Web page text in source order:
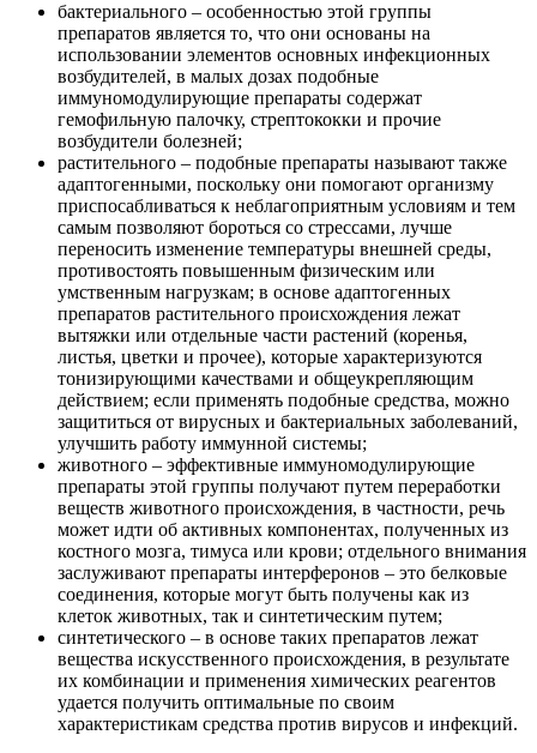
бактериального – особенностью этой группы
препаратов является то, что они основаны на
использовании элементов основных инфекционных
возбудителей, в малых дозах подобные
иммуномодулирующие препараты содержат
гемофильную палочку, стрептококки и прочие
возбудители болезней;
растительного – подобные препараты называют также
адаптогенными, поскольку они помогают организму
приспосабливаться к неблагоприятным условиям и тем
самым позволяют бороться со стрессами, лучше
переносить изменение температуры внешней среды,
противостоять повышенным физическим или
умственным нагрузкам; в основе адаптогенных
препаратов растительного происхождения лежат
вытяжки или отдельные части растений (коренья,
листья, цветки и прочее), которые характеризуются
тонизирующими качествами и общеукрепляющим
действием; если применять подобные средства, можно
защититься от вирусных и бактериальных заболеваний,
улучшить работу иммунной системы;
животного – эффективные иммуномодулирующие
препараты этой группы получают путем переработки
веществ животного происхождения, в частности, речь
может идти об активных компонентах, полученных из
костного мозга, тимуса или крови; отдельного внимания
заслуживают препараты интерферонов – это белковые
соединения, которые могут быть получены как из
клеток животных, так и синтетическим путем;
синтетического – в основе таких препаратов лежат
вещества искусственного происхождения, в результате
их комбинации и применения химических реагентов
удается получить оптимальные по своим
характеристикам средства против вирусов и инфекций.